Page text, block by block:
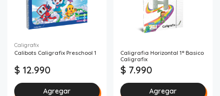
Caligrafix
Calibots Caligrafix Preschool 1
$ 12.990
Agregar
Caligrafia Horizontal 1° Basico
Caligrafix
$ 7.990
Agregar